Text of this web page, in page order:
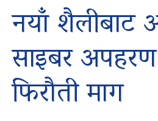
नयाँ शैलीबाट
साइबर
फिरौती माग